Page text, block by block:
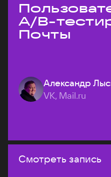
A/B-
Почты
Александр
VK, Mail.ru
Смотреть запись